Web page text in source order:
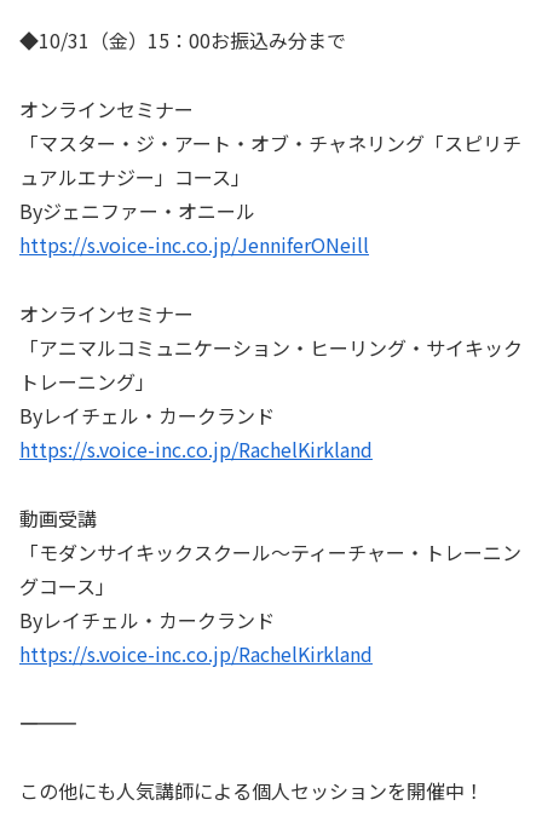
◆10/31（金）15：00お振込み分まで
オンラインセミナー
「マスター・ジ・アート・オブ・チャネリング「スピリチ
ュアルエナジー」コース」
Byジェニファー・オニール
https://s.voice-inc.co.jp/JenniferONeill
オンラインセミナー
「アニマルコミュニケーション・ヒーリング・サイキック
トレーニング」
Byレイチェル・カークランド
https://s.voice-inc.co.jp/RachelKirkland
動画受講
「モダンサイキックスクール～ティーチャー・トレーニン
グコース」
Byレイチェル・カークランド
https://s.voice-inc.co.jp/RachelKirkland
――――――――――
この他にも人気講師による個人セッションを開催中！